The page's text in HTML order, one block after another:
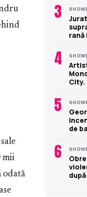
mii
odată
3
rană
4
City.
5
de
6